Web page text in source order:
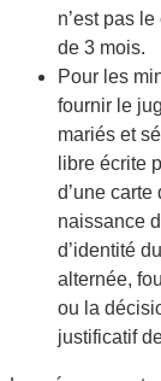
n’est pas
de 3 mois.
Pour les
fournir le
mariés et
libre écrite
d’une carte
naissance
d’identité
alternée,
ou la
justificatif